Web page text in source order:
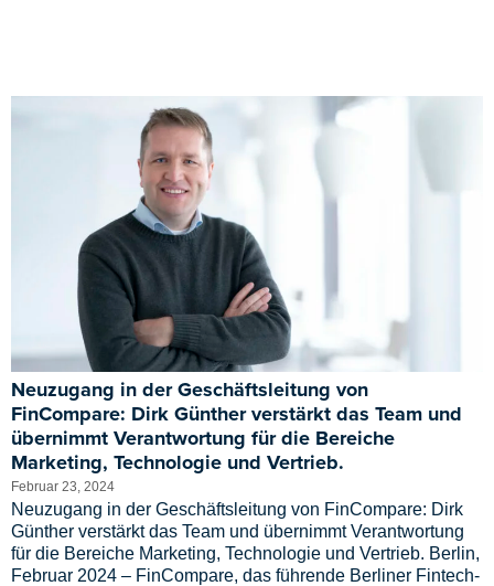
Neuzugang in der Geschäftsleitung von
FinCompare: Dirk Günther verstärkt das Team und
übernimmt Verantwortung für die Bereiche
Marketing, Technologie und Vertrieb.
Februar 23, 2024
Neuzugang in der Geschäftsleitung von FinCompare: Dirk
Günther verstärkt das Team und übernimmt Verantwortung
für die Bereiche Marketing, Technologie und Vertrieb. Berlin,
Februar 2024 – FinCompare, das führende Berliner Fintech-